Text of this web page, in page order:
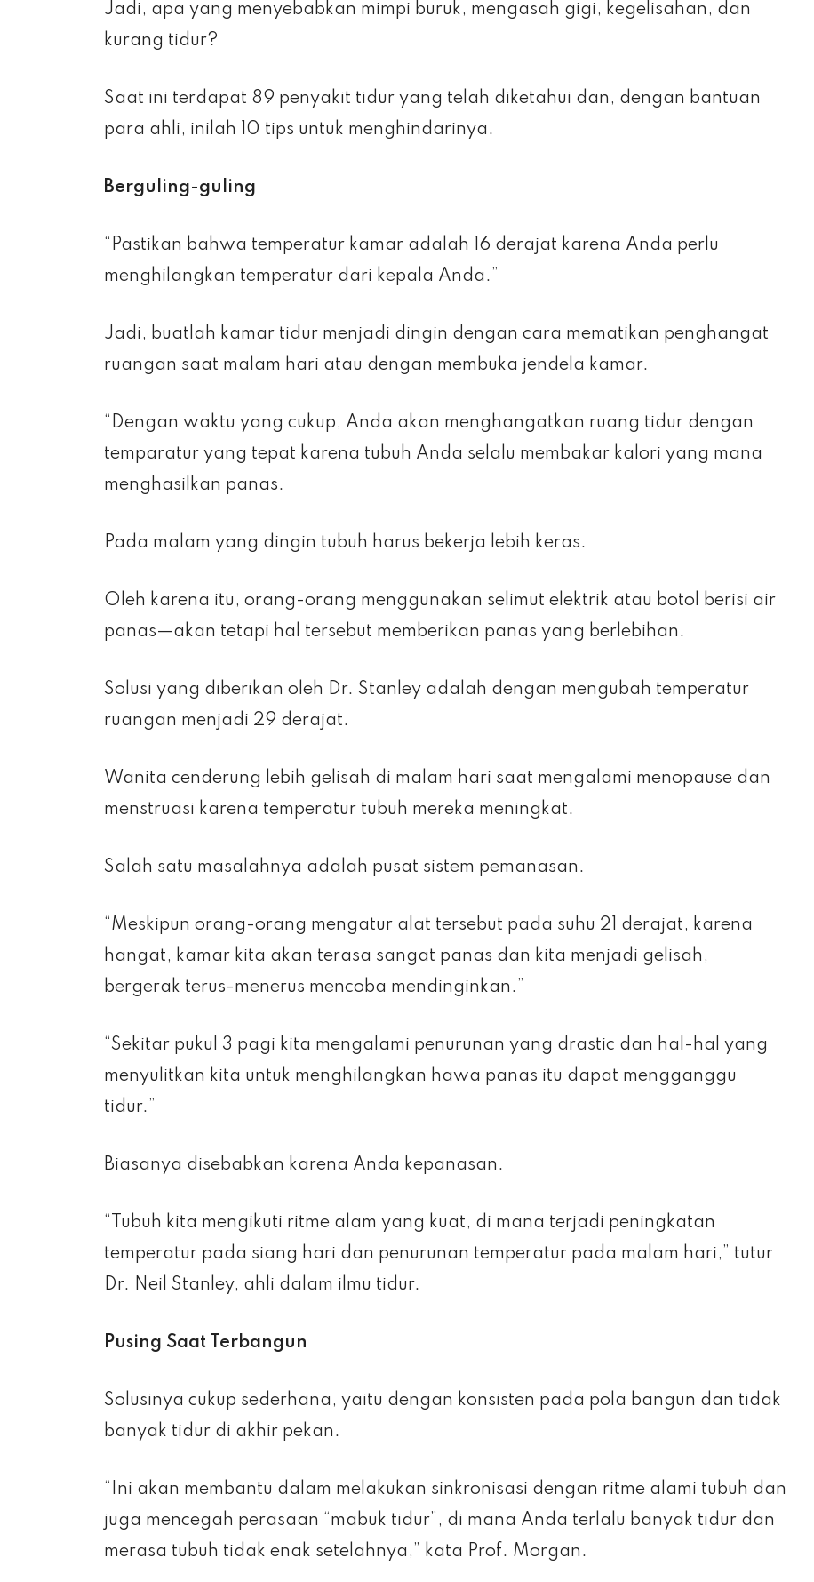
Jadi, apa yang menyebabkan mimpi buruk, mengasah gigi, kegelisahan, dan
kurang tidur?
Saat ini terdapat 89 penyakit tidur yang telah diketahui dan, dengan bantuan
para ahli, inilah 10 tips untuk menghindarinya.
Berguling-guling
“Pastikan bahwa temperatur kamar adalah 16 derajat karena Anda perlu
menghilangkan temperatur dari kepala Anda.”
Jadi, buatlah kamar tidur menjadi dingin dengan cara mematikan penghangat
ruangan saat malam hari atau dengan membuka jendela kamar.
“Dengan waktu yang cukup, Anda akan menghangatkan ruang tidur dengan
temparatur yang tepat karena tubuh Anda selalu membakar kalori yang mana
menghasilkan panas.
Pada malam yang dingin tubuh harus bekerja lebih keras.
Oleh karena itu, orang-orang menggunakan selimut elektrik atau botol berisi air
panas—akan tetapi hal tersebut memberikan panas yang berlebihan.
Solusi yang diberikan oleh Dr. Stanley adalah dengan mengubah temperatur
ruangan menjadi 29 derajat.
Wanita cenderung lebih gelisah di malam hari saat mengalami menopause dan
menstruasi karena temperatur tubuh mereka meningkat.
Salah satu masalahnya adalah pusat sistem pemanasan.
“Meskipun orang-orang mengatur alat tersebut pada suhu 21 derajat, karena
hangat, kamar kita akan terasa sangat panas dan kita menjadi gelisah,
bergerak terus-menerus mencoba mendinginkan.”
“Sekitar pukul 3 pagi kita mengalami penurunan yang drastic dan hal-hal yang
menyulitkan kita untuk menghilangkan hawa panas itu dapat mengganggu
tidur.”
Biasanya disebabkan karena Anda kepanasan.
“Tubuh kita mengikuti ritme alam yang kuat, di mana terjadi peningkatan
temperatur pada siang hari dan penurunan temperatur pada malam hari,” tutur
Dr. Neil Stanley, ahli dalam ilmu tidur.
Pusing Saat Terbangun
Solusinya cukup sederhana, yaitu dengan konsisten pada pola bangun dan tidak
banyak tidur di akhir pekan.
“Ini akan membantu dalam melakukan sinkronisasi dengan ritme alami tubuh dan
juga mencegah perasaan “mabuk tidur”, di mana Anda terlalu banyak tidur dan
merasa tubuh tidak enak setelahnya,” kata Prof. Morgan.